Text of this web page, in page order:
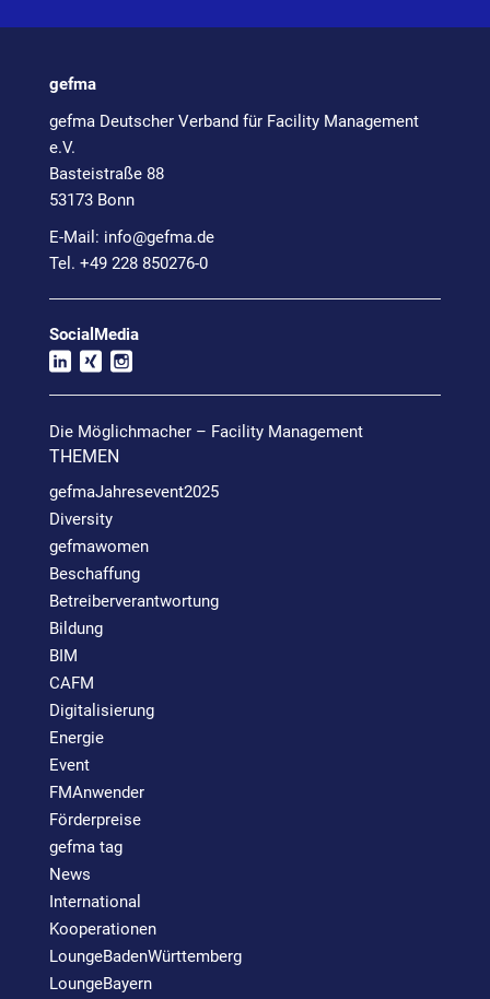
gefma
gefma Deutscher Verband für Facility Management
e.V.
Basteistraße 88
53173 Bonn
E-Mail: info@gefma.de
Tel. +49 228 850276-0
SocialMedia
Die Möglichmacher – Facility Management
THEMEN
gefmaJahresevent2025
Diversity
gefmawomen
Beschaffung
Betreiberverantwortung
Bildung
BIM
CAFM
Digitalisierung
Energie
Event
FMAnwender
Förderpreise
gefma tag
News
International
Kooperationen
LoungeBadenWürttemberg
LoungeBayern